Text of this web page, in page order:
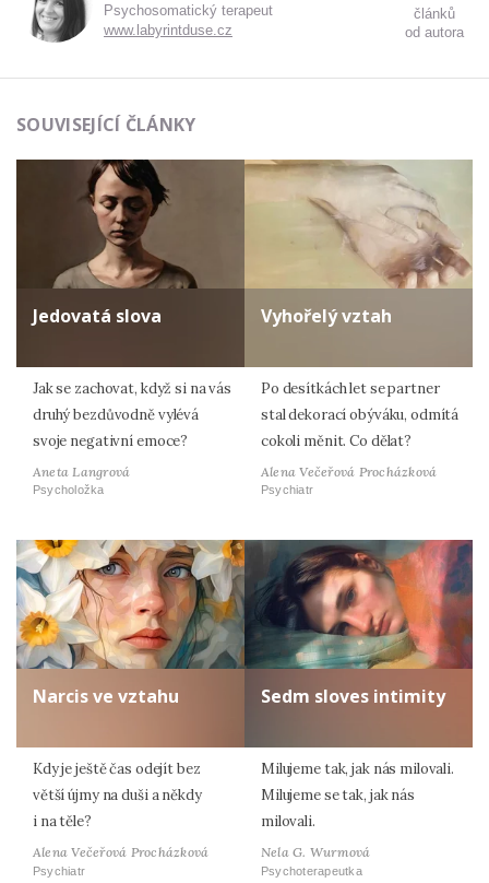
Psychosomatický terapeut
www.labyrintduse.cz
článků
od autora
SOUVISEJÍCÍ ČLÁNKY
Jedovatá slova
Jak se zachovat, když si na vás
druhý bezdůvodně vylévá
svoje negativní emoce?
Aneta Langrová
Psycholožka
Vyhořelý vztah
Po desítkách let se partner
stal dekorací obýváku, odmítá
cokoli měnit. Co dělat?
Alena Večeřová Procházková
Psychiatr
Narcis ve vztahu
Kdy je ještě čas odejít bez
větší újmy na duši a někdy
i na těle?
Alena Večeřová Procházková
Psychiatr
Sedm sloves intimity
Milujeme tak, jak nás milovali.
Milujeme se tak, jak nás
milovali.
Nela G. Wurmová
Psychoterapeutka